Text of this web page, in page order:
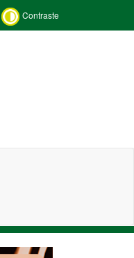
Contraste